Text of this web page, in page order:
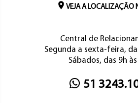
VEJA A LOCALIZAÇÃO
Central de
Segunda a sexta-feira,
Sábados, das 9h
51